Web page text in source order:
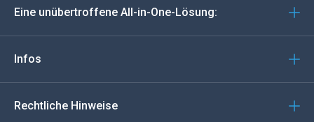
Eine unübertroffene All-in-One-Lösung:
Infos
Rechtliche Hinweise